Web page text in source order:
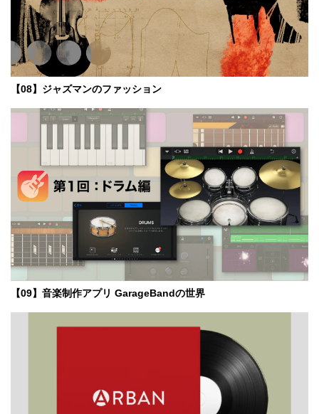
【08】ジャズマンのファッション
【09】音楽制作アプリ GarageBandの世界